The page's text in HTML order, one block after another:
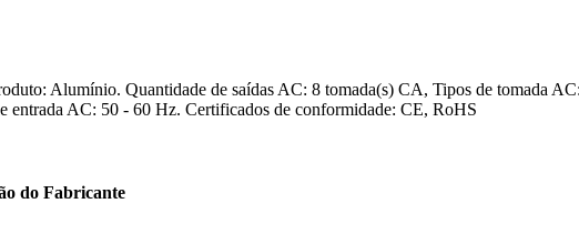
Alumínio. Quantidade de saídas AC: 8 tomada(s) CA, Tipos de tomada
entrada AC: 50 - 60 Hz. Certificados de conformidade: CE, RoHS
do Fabricante